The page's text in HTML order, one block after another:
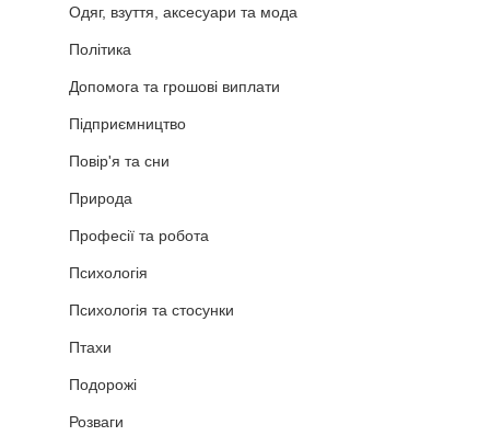
Одяг, взуття, аксесуари та мода
Політика
Допомога та грошові виплати
Підприємництво
Повір'я та сни
Природа
Професії та робота
Психологія
Психологія та стосунки
Птахи
Подорожі
Розваги